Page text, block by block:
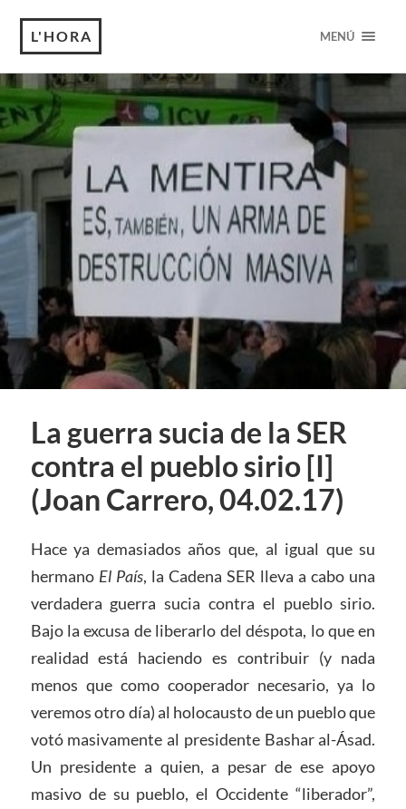
L'HORA MENÚ
La guerra sucia de la SER
contra el pueblo sirio [I]
(Joan Carrero, 04.02.17)
Hace ya demasiados años que, al igual que su
hermano El País, la Cadena SER lleva a cabo una
verdadera guerra sucia contra el pueblo sirio.
Bajo la excusa de liberarlo del déspota, lo que en
realidad está haciendo es contribuir (y nada
menos que como cooperador necesario, ya lo
veremos otro día) al holocausto de un pueblo que
votó masivamente al presidente Bashar al-Ásad.
Un presidente a quien, a pesar de ese apoyo
masivo de su pueblo, el Occidente “liberador”,